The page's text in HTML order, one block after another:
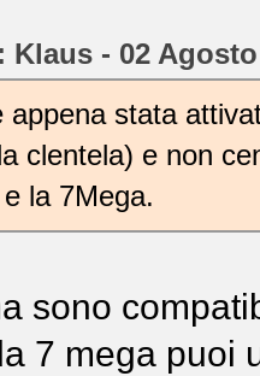
Klaus - 02 Agosto
appena stata
clentela) e non
la 7Mega.
sono
7 mega puoi